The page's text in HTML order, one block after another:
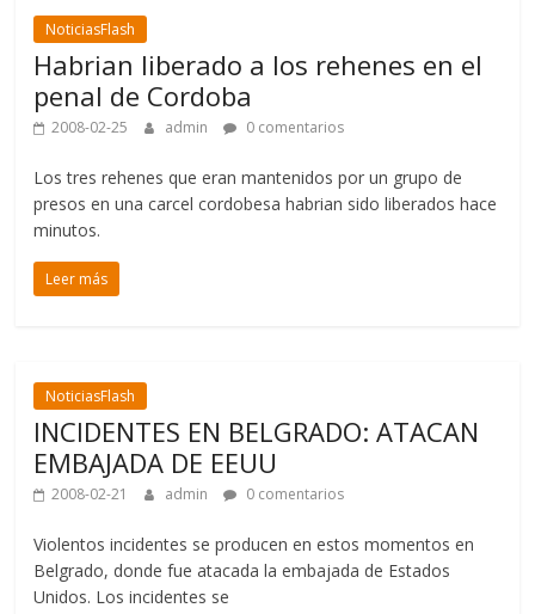
NoticiasFlash
Habrian liberado a los rehenes en el
penal de Cordoba
2008-02-25 admin 0 comentarios
Los tres rehenes que eran mantenidos por un grupo de
presos en una carcel cordobesa habrian sido liberados hace
minutos.
Leer más
NoticiasFlash
INCIDENTES EN BELGRADO: ATACAN
EMBAJADA DE EEUU
2008-02-21 admin 0 comentarios
Violentos incidentes se producen en estos momentos en
Belgrado, donde fue atacada la embajada de Estados
Unidos. Los incidentes se